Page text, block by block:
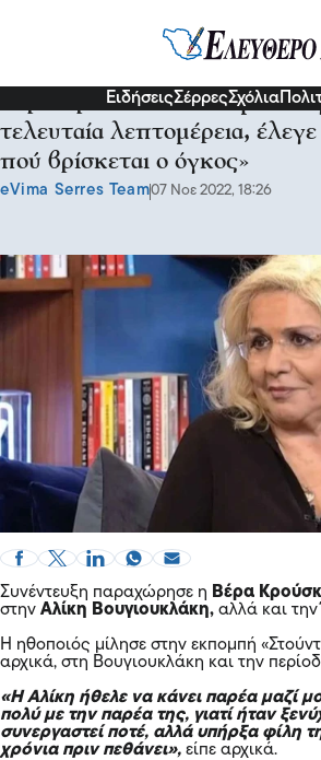
ΕιδήσειςΣέρρεςΣχόλια
Βέρα Κρούσκα: «Η Λαμπέτη
τελευταία λεπτομέρεια,
πού βρίσκεται ο όγκος»
eVima Serres Team07 Νοε 2022, 18:26
Συνέντευξη παραχώρησε η Βέρα
στην Αλίκη Βουγιουκλάκη, αλλά και την
Η ηθοποιός μίλησε στην εκπομπή
αρχικά, στη Βουγιουκλάκη και την
«Η Αλίκη ήθελε να κάνει παρέα μαζί
πολύ με την παρέα της, γιατί ήταν
συνεργαστεί ποτέ, αλλά υπήρξα φίλη
χρόνια πριν πεθάνει», είπε αρχικά.